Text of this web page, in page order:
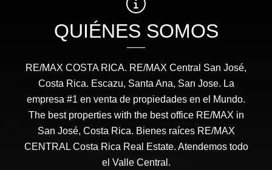
QUIÉNES SOMOS
RE/MAX COSTA RICA. RE/MAX Central San José,
Costa Rica. Escazu, Santa Ana, San Jose. La
empresa #1 en venta de propiedades en el Mundo.
The best properties with the best office RE/MAX in
San José, Costa Rica. Bienes raíces RE/MAX
CENTRAL Costa Rica Real Estate. Atendemos todo
el Valle Central.